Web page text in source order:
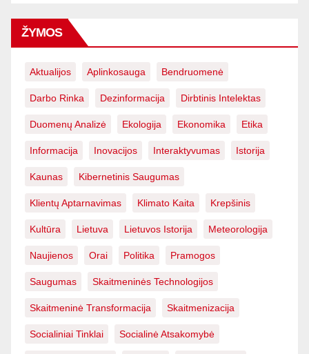
ŽYMOS
Aktualijos Aplinkosauga Bendruomenė
Darbo Rinka Dezinformacija Dirbtinis Intelektas
Duomenų Analizė Ekologija Ekonomika Etika
Informacija Inovacijos Interaktyvumas Istorija
Kaunas Kibernetinis Saugumas
Klientų Aptarnavimas Klimato Kaita Krepšinis
Kultūra Lietuva Lietuvos Istorija Meteorologija
Naujienos Orai Politika Pramogos
Saugumas Skaitmeninės Technologijos
Skaitmeninė Transformacija Skaitmenizacija
Socialiniai Tinklai Socialinė Atsakomybė